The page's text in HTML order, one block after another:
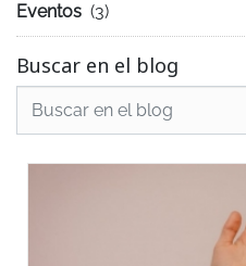
Eventos (3)
Buscar en el blog